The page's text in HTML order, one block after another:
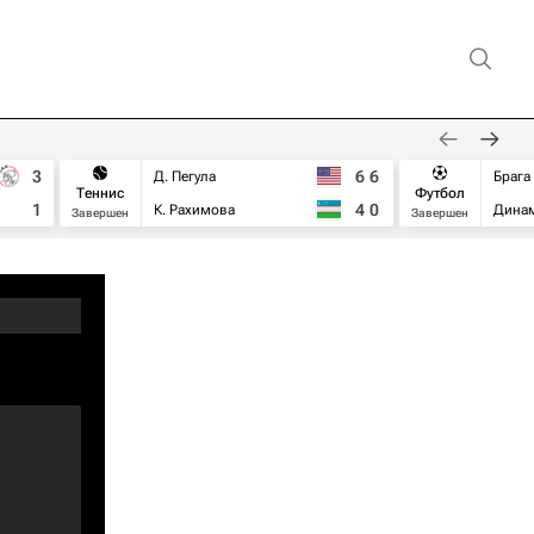
3
1
Теннис
Завершен
Д. Пегула
К. Рахимова
6 6
4 0
Футбол
Завершен
Брага